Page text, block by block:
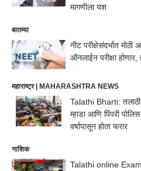
मागणीला यश
बातम्या
नीट परीक्षेसंदर्भात
ऑनलाईन परीक्षा होणार,
महाराष्ट्र | MAHARASHTRA NEWS
Talathi Bharti: तलाठी
म्हाडा आणि पिंपरी
वर्षापासून होता फरार
नाशिक
Talathi online Exam :